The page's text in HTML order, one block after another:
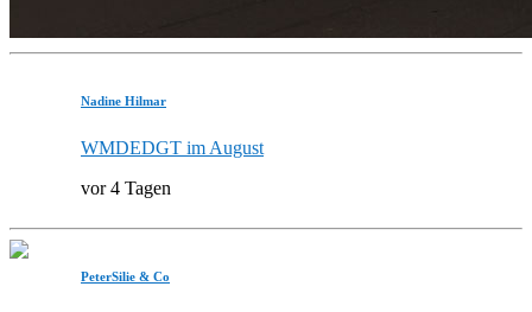
Nadine Hilmar
WMDEDGT im August
vor 4 Tagen
PeterSilie & Co